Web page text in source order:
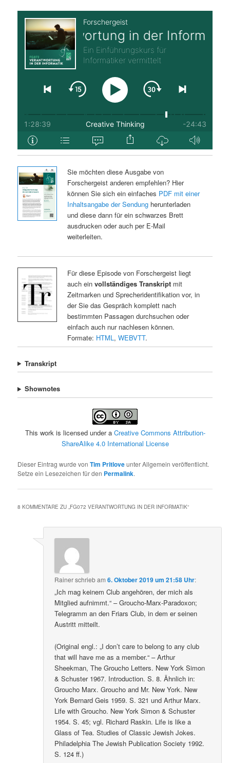
Sie möchten diese Ausgabe von
Forschergeist anderen empfehlen? Hier
können Sie sich ein einfaches PDF mit einer
Inhaltsangabe der Sendungherunterladen
und diese dann für ein schwarzes Brett
ausdrucken oder auch per E-Mail
weiterleiten.
Für diese Episode von Forschergeist liegt
auch ein vollständiges Transkriptmit
Zeitmarken und Sprecheridentifikation vor, in
der Sie das Gespräch komplett nach
bestimmten Passagen durchsuchen oder
einfach auch nur nachlesen können.
Formate: HTML, WEBVTT.
Transkript
Shownotes
This work is licensed under a Creative Commons Attribution-
ShareAlike 4.0 International License
Dieser Eintrag wurde vonTim Pritloveunter Allgemein veröffentlicht.
Setze ein Lesezeichen für den Permalink.
8 KOMMENTARE ZU „FG072 VERANTWORTUNG IN DER INFORMATIK“
Rainerschriebam6. Oktober 2019 um 21:58 Uhr:
„Ich mag keinem Club angehören, der mich als
Mitglied aufnimmt.“ – Groucho-Marx-Paradoxon;
Telegramm an den Friars Club, in dem er seinen
Austritt mitteilt.
(Original engl.: „I don’t care to belong to any club
that will have me as a member.“ – Arthur
Sheekman, The Groucho Letters. New York Simon
& Schuster 1967. Introduction. S. 8. Ähnlich in:
Groucho Marx. Groucho and Mr. New York. New
York Bernard Geis 1959. S. 321 und Arthur Marx.
Life with Groucho. New York Simon & Schuster
1954. S. 45; vgl. Richard Raskin. Life is like a
Glass of Tea. Studies of Classic Jewish Jokes.
Philadelphia The Jewish Publication Society 1992.
S. 124 ff.)